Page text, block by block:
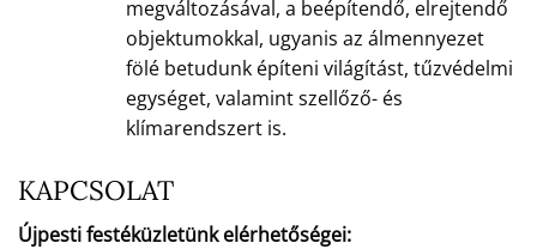
megváltozásával, a beépítendő, elrejtendő
objektumokkal, ugyanis az álmennyezet
fölé betudunk építeni világítást, tűzvédelmi
egységet, valamint szellőző- és
klímarendszert is.
KAPCSOLAT
Újpesti festéküzletünk elérhetőségei: